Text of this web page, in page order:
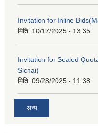
Invitation for Inline
मिति: 10/17/2025 - 13:35
Invitation for Sealed
Sichai)
मिति: 09/28/2025 - 11:38
अन्य